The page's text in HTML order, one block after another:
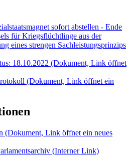
sofort abstellen - Ende
für Kriegsflüchtlinge aus der
eines strengen Sachleistungsprinzips
18.10.2022 (Dokument, Link öffnet
(Dokument, Link öffnet ein
(Dokument, Link öffnet ein neues
(Interner Link)